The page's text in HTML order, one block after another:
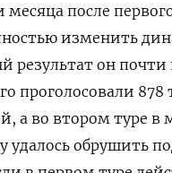
месяца после
изменить
результат он
проголосовали 878
а во втором туре в
удалось обрушить